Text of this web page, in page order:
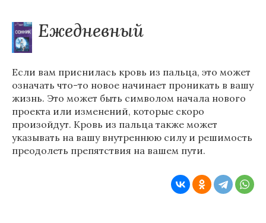
Ежедневный
Если вам приснилась кровь из пальца, это может
означать что-то новое начинает проникать в вашу
жизнь. Это может быть символом начала нового
проекта или изменений, которые скоро
произойдут. Кровь из пальца также может
указывать на вашу внутреннюю силу и решимость
преодолеть препятствия на вашем пути.